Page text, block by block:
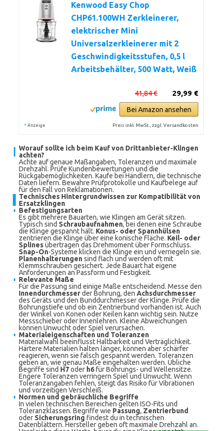
Kenwood Easy Chop
CHP61.100WH Zerkleinerer,
elektrischer Mini
Universalzerkleinerer mit 2
Geschwindigkeitsstufen, 0,5 l
Arbeitsbehälter, 500 Watt, Weiß
29,99 €
41,84 €
Bei Amazon ansehen
* Anzeige Preis inkl. MwSt., zzgl. Versandkosten
Worauf sollte ich beim Kauf von Drittanbieter-Klingen
achten?
Achte auf genaue Maßangaben, Toleranzen und maximale
Drehzahl. Prüfe Kundenbewertungen und die
Rückgabemöglichkeiten. Kaufe bei Händlern, die technische
Daten liefern. Bewahre Prüfprotokolle und Kaufbelege auf
für den Fall von Reklamationen.
Technisches Hintergrundwissen zur Kompatibilität von
Ersatzklingen
Befestigungsarten
Es gibt mehrere Bauarten, wie Klingen am Gerät sitzen.
Typisch sind Schraubaufnahmen, bei denen eine Schraube
die Klinge gespannt hält. Konus- oder Spannhülsen
zentrieren die Klinge über eine konische Fläche. Keil- oder
Splinesübertragen das Drehmoment über Formschluss.
Snap-On-Systeme klicken die Klinge ein und verriegeln sie.
Planenhalterungensind flach und werden oft mit
Klemmschrauben gesichert. Jede Bauart hat eigene
Anforderungen an Passform und Festigkeit.
Relevante Maße
Für die Passung sind einige Maße entscheidend. Messe den
Innendurchmesserder Bohrung, den Achsdurchmesser
des Geräts und den Bunddurchmesser der Klinge. Prüfe die
Bohrungstiefe und ob ein Zentrierbund vorhanden ist. Auch
der Winkel von Konen oder Keilen kann wichtig sein. Nutze
Messschieber oder Innenlehren. Kleine Abweichungen
können Unwucht oder Spiel verursachen.
Materialeigenschaften und Toleranzen
Materialwahl beeinflusst Haltbarkeit und Verträglichkeit.
Härtere Materialien halten länger, können aber schärfer
reagieren, wenn sie falsch gespannt werden. Toleranzen
geben an, wie genau Maße eingehalten werden. Übliche
Begriffe sind H7oder h6für Bohrungs- und Wellensitze.
Engere Toleranzen verringern Spiel und Unwucht. Wenn
Toleranzangaben fehlen, steigt das Risiko für Vibrationen
und vorzeitigen Verschleiß.
Normen und gebräuchliche Begriffe
In vielen technischen Bereichen gelten ISO-Fits und
Toleranzklassen. Begriffe wie Passung, Zentrierbund
oder Sicherungsring findest du in technischen
Datenblättern. Hersteller geben oft maximale Drehzahl an.